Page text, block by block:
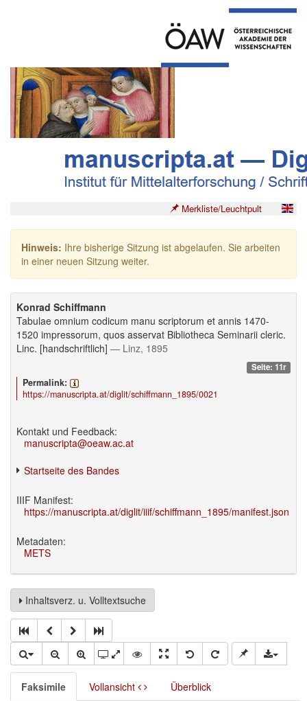
Merkliste/Leuchtpult
Hinweis: Ihre bisherige Sitzung ist abgelaufen. Sie arbeiten
in einer neuen Sitzung weiter.
Konrad Schiffmann
Tabulae omnium codicum manu scriptorum et annis 1470-
1520 impressorum, quos asservat Bibliotheca Seminarii cleric.
Linc. [handschriftlich] — Linz, 1895
Seite: 11r
Permalink:
https://manuscripta.at/diglit/schiffmann_1895/0021
Kontakt und Feedback:
manuscripta@oeaw.ac.at
Startseite des Bandes
IIIF Manifest:
https://manuscripta.at/diglit/iiif/schiffmann_1895/manifest.json
Metadaten:
METS
Inhaltsverz. u. Volltextsuche
Faksimile Vollansicht Überblick